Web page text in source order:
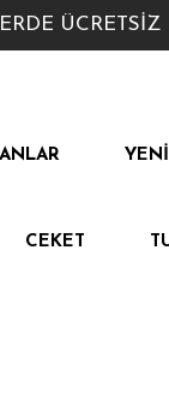
ÜCRETSİZ
CEKET